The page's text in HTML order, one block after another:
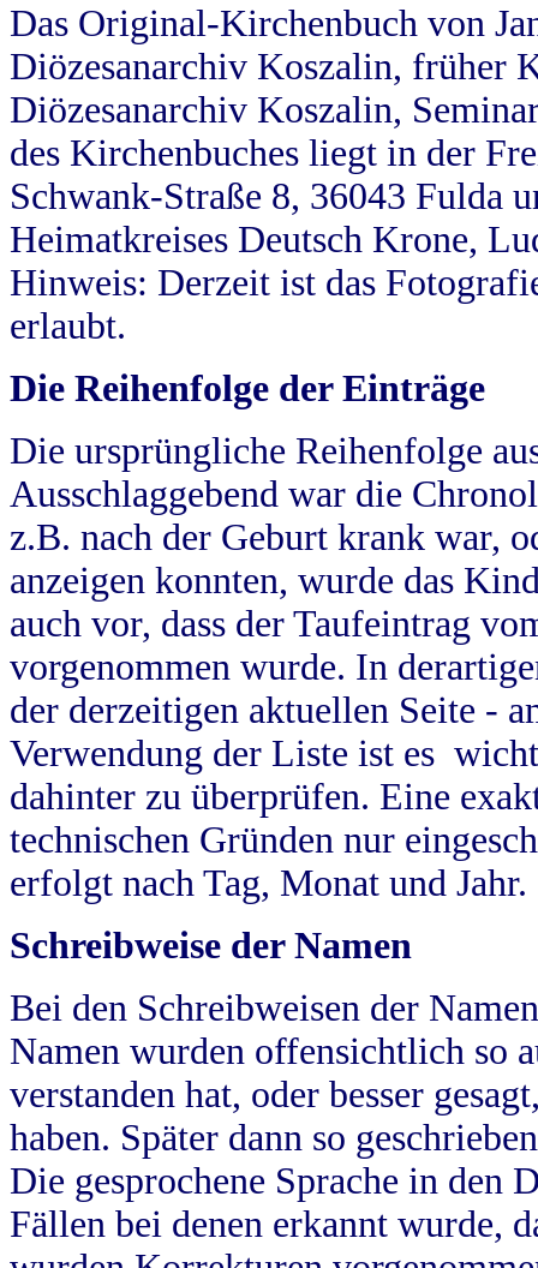
Das Original-Kirchenbuch von
Diözesanarchiv Koszalin, früher
Diözesanarchiv Koszalin,
des Kirchenbuches liegt in der
Schwank-Straße 8, 36043 Fulda
Heimatkreises Deutsch Krone,
Hinweis: Derzeit ist das
erlaubt.
Die Reihenfolge der Einträge
Die ursprüngliche Reihenfolge
Ausschlaggebend war die
z.B. nach der Geburt krank war,
anzeigen konnten, wurde das
auch vor, dass der Taufeintrag
vorgenommen wurde. In
der derzeitigen aktuellen Seite -
Verwendung der Liste ist es
dahinter zu überprüfen. Eine
technischen Gründen nur
erfolgt nach Tag, Monat und Jahr.
Schreibweise der Namen
Bei den Schreibweisen der
Namen wurden offensichtlich so
verstanden hat, oder besser
haben. Später dann so
Die gesprochene Sprache in
Fällen bei denen erkannt wurde,